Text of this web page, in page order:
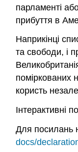
парламенті
прибуття в
Наприкінці
та свободи, і
поміркованих
користь
Інтерактивні
Для посилань
docs/